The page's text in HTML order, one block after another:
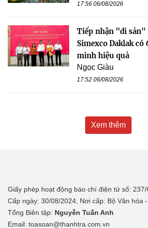
17:56 06/08/2026
Tiếp nhận "di sản"
Simexco Daklak có
minh hiệu quả
Ngọc Giàu
17:52 06/08/2026
Xem thêm
Giấy phép hoạt động báo chí điện tử số:
Cấp ngày: 30/08/2024; Nơi cấp: Bộ Văn hóa
Tổng Biên tập: Nguyễn Tuấn Anh
Email: toasoan@thanhtra.com.vn